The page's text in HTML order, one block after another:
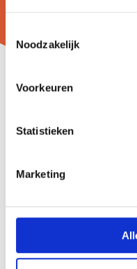
Noodzakelijk
Voorkeuren
Statistieken
Marketing
Wat andere
van de